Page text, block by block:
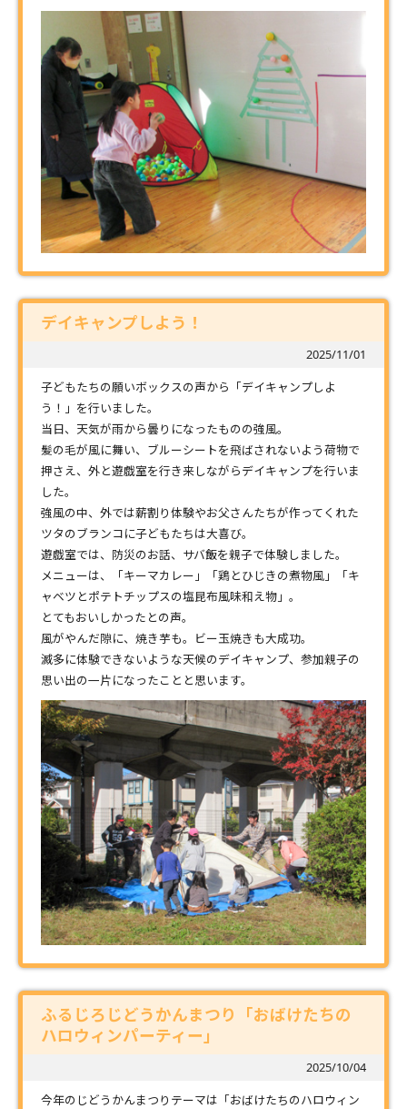
デイキャンプしよう！
2025/11/01
子どもたちの願いボックスの声から「デイキャンプしよ
う！」を行いました。
当日、天気が雨から曇りになったものの強風。
髪の毛が風に舞い、ブルーシートを飛ばされないよう荷物で
押さえ、外と遊戯室を行き来しながらデイキャンプを行いま
した。
強風の中、外では薪割り体験やお父さんたちが作ってくれた
ツタのブランコに子どもたちは大喜び。
遊戯室では、防災のお話、サバ飯を親子で体験しました。
メニューは、「キーマカレー」「鶏とひじきの煮物風」「キ
ャベツとポテトチップスの塩昆布風味和え物」。
とてもおいしかったとの声。
風がやんだ隙に、焼き芋も。ビー玉焼きも大成功。
滅多に体験できないような天候のデイキャンプ、参加親子の
思い出の一片になったことと思います。
ふるじろじどうかんまつり「おばけたちの
ハロウィンパーティー」
2025/10/04
今年のじどうかんまつりテーマは「おばけたちのハロウィン